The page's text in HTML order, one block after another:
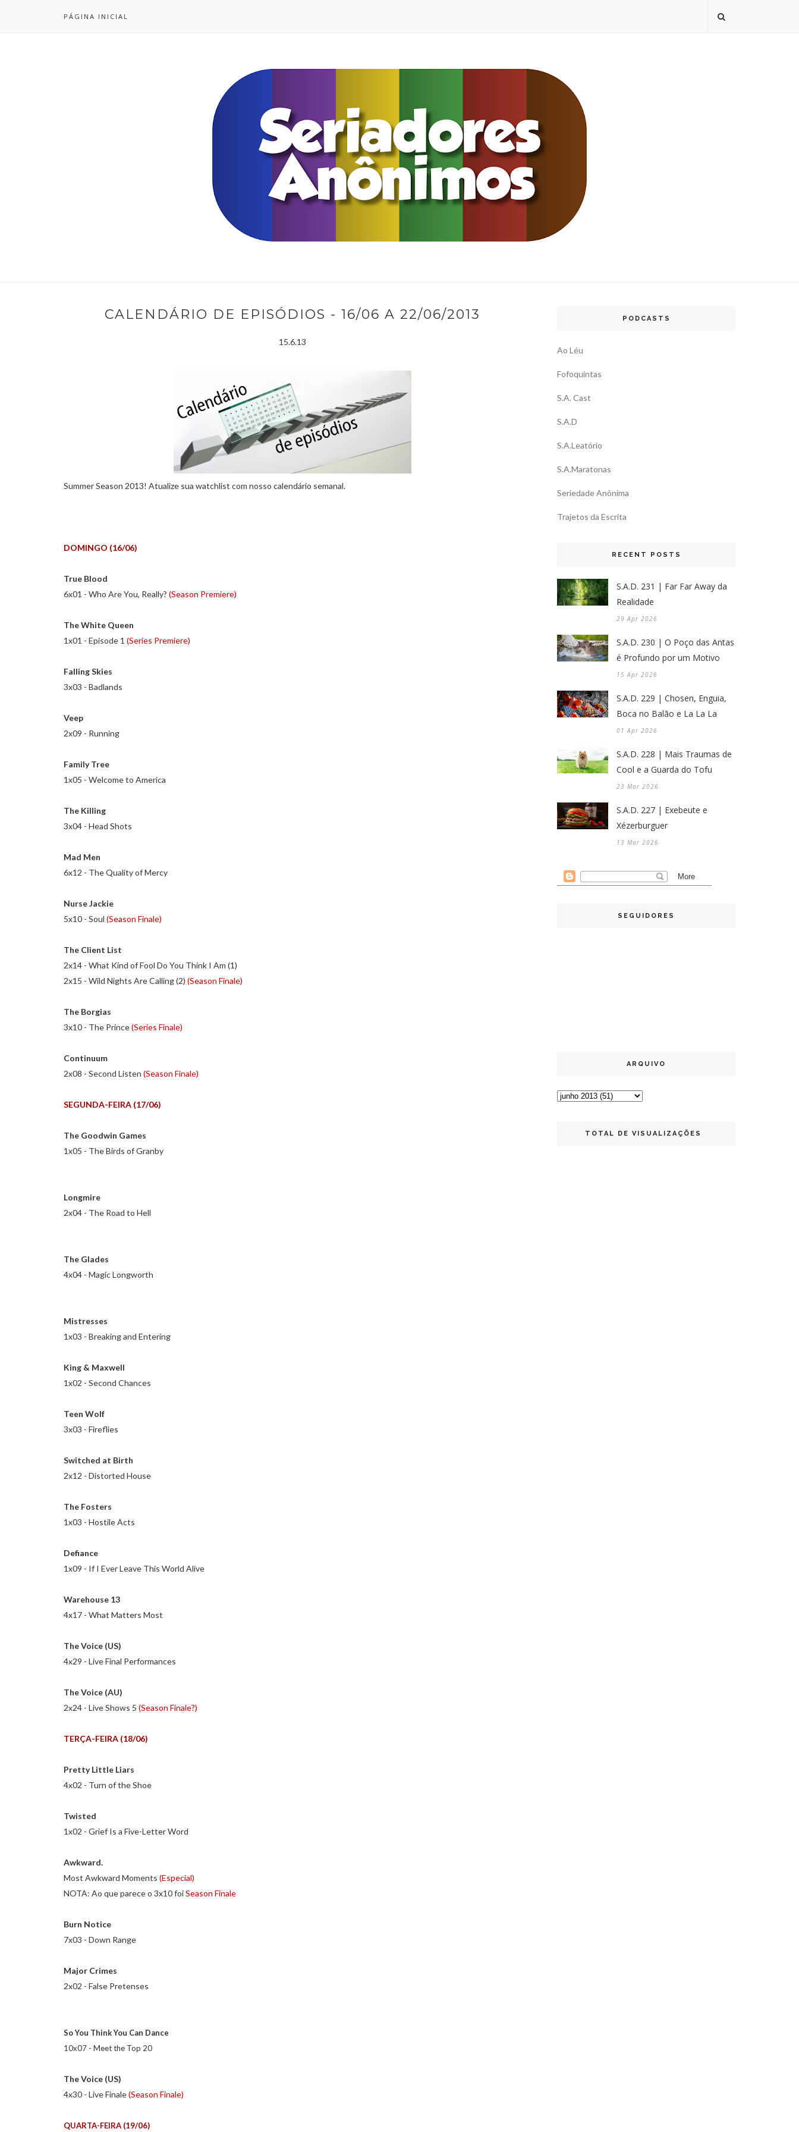
PÁGINA INICIAL
CALENDÁRIO DE EPISÓDIOS - 16/06 A 22/06/2013
15.6.13
Summer Season 2013! Atualize sua watchlist com nosso calendário semanal.
DOMINGO (16/06)
True Blood
6x01 - Who Are You, Really? (Season Premiere)
The White Queen
1x01 - Episode 1 (Series Premiere)
Falling Skies
3x03 - Badlands
Veep
2x09 - Running
Family Tree
1x05 - Welcome to America
The Killing
3x04 - Head Shots
Mad Men
6x12 - The Quality of Mercy
Nurse Jackie
5x10 - Soul (Season Finale)
The Client List
2x14 - What Kind of Fool Do You Think I Am (1)
2x15 - Wild Nights Are Calling (2) (Season Finale)
The Borgias
3x10 - The Prince(Series Finale)
Continuum
2x08 - Second Listen (Season Finale)
SEGUNDA-FEIRA (17/06)
The Goodwin Games
1x05 - The Birds of Granby
Longmire
2x04 - The Road to Hell
The Glades
4x04 - Magic Longworth
Mistresses
1x03 - Breaking and Entering
King & Maxwell
1x02 - Second Chances
Teen Wolf
3x03 - Fireflies
Switched at Birth
2x12 - Distorted House
The Fosters
1x03 - Hostile Acts
Defiance
1x09 - If I Ever Leave This World Alive
Warehouse 13
4x17 - What Matters Most
The Voice (US)
4x29 - Live Final Performances
The Voice (AU)
2x24 - Live Shows 5 (Season Finale?)
TERÇA-FEIRA (18/06)
Pretty Little Liars
4x02 - Turn of the Shoe
Twisted
1x02 - Grief Is a Five-Letter Word
Awkward.
Most Awkward Moments (Especial)
NOTA: Ao que parece o 3x10 foiSeason Finale
Burn Notice
7x03 - Down Range
Major Crimes
2x02 - False Pretenses
So You Think You Can Dance
10x07 - Meet the Top 20
The Voice (US)
4x30 - Live Finale(Season Finale)
QUARTA-FEIRA (19/06)
PODCASTS
Ao Léu
Fofoquintas
S.A. Cast
S.A.D
S.A.Leatório
S.A.Maratonas
Seriedade Anônima
Trajetos da Escrita
RECENT POSTS
S.A.D. 231 | Far Far Away da
Realidade
29 Apr 2026
S.A.D. 230 | O Poço das Antas
é Profundo por um Motivo
15 Apr 2026
S.A.D. 229 | Chosen, Enguia,
Boca no Balão e La La La
01 Apr 2026
S.A.D. 228 | Mais Traumas de
Cool e a Guarda do Tofu
23 Mar 2026
S.A.D. 227 | Exebeute e
Xézerburguer
13 Mar 2026
SEGUIDORES
ARQUIVO
TOTAL DE VISUALIZAÇÕES